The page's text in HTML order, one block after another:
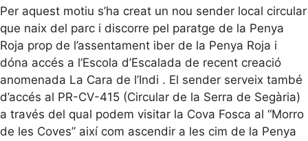
Per aquest motiu s’ha creat un nou sender local circular
que naix del parc i discorre pel paratge de la Penya
Roja prop de l’assentament iber de la Penya Roja i
dóna accés a l’Escola d’Escalada de recent creació
anomenada La Cara de l’Indi . El sender serveix també
d’accés al PR-CV-415 (Circular de la Serra de Segària)
a través del qual podem visitar la Cova Fosca al “Morro
de les Coves” així com ascendir a les cim de la Penya